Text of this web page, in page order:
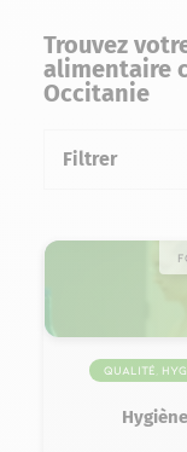
Trouvez
alimentaire
Occitanie
Filtrer
Qualité,